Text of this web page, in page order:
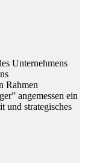
Unternehmens
Rahmen
angemessen ein
und strategisches